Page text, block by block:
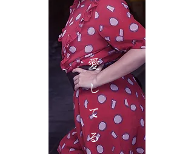
愛
し
て
る